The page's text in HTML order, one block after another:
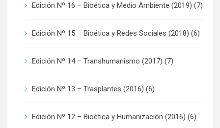
Edición Nº 16 – Bioética y Medio Ambiente (2019) (7)
Edición Nº 15 – Bioética y Redes Sociales (2018) (6)
Edición Nº 14 – Transhumanismo (2017) (7)
Edición Nº 13 – Trasplantes (2016) (6)
Edición Nº 12 – Bioética y Humanización (2016) (6)